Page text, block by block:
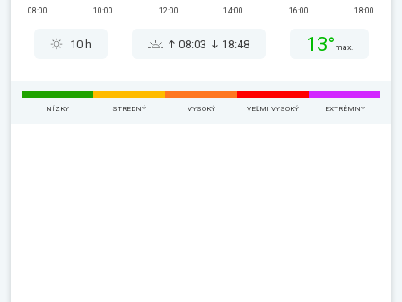
08:00 10:00 12:00 14:00 16:00 18:00
10 h 08:03 18:48 13° max.
NÍZKY STREDNÝ VYSOKÝ VEĽMI VYSOKÝ EXTRÉMNY